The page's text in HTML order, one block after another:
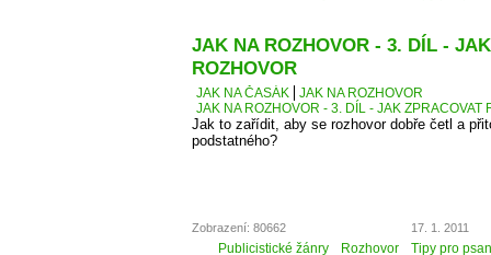
JAK NA ROZHOVOR - 3. DÍL -
ROZHOVOR
JAK NA ČASÁK
JAK NA ROZHOVOR
JAK NA ROZHOVOR - 3. DÍL - JAK ZPRACOVAT
Jak to zařídit, aby se rozhovor dobře četl a
podstatného?
Zobrazení: 80662 17. 1. 2011
Publicistické žánry Rozhovor Tipy pro